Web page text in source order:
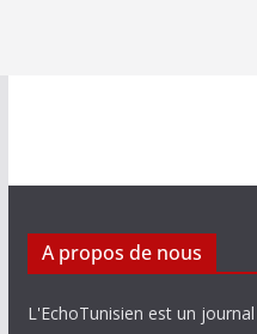
A propos de nous
L'EchoTunisien est un